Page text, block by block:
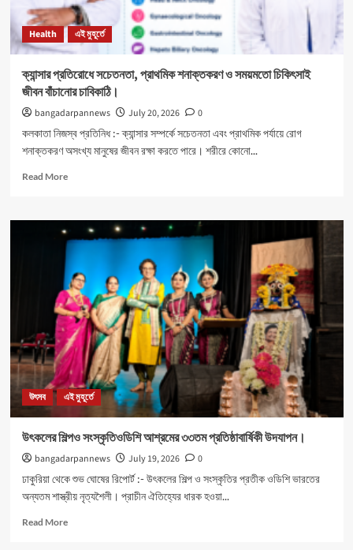
আয়োজিত।
Health এই মুহূর্তে
ক্যান্সার প্রতিরোধে সচেতনতা, প্রাথমিক শনাক্তকরণ ও সময়মতো চিকিৎসাই
জীবন বাঁচানোর চাবিকাঠি।
bangadarpannews July 20, 2026
0
কলকাতা নিজস্ব প্রতিনিধ :- ক্যান্সার সম্পর্কে সচেতনতা এবং প্রাথমিক পর্যায়ে রোগ
শনাক্তকরণ অসংখ্য মানুষের জীবন রক্ষা করতে পারে। শরীরে কোনো...
Read MoreRead
ক্যান্সার
প্রতিরোধে
সচেতনতা,
শনাক্তকরণ
ও
সময়মতো
চিকিৎসাই
জীবন
বাঁচানোর
চাবিকাঠি।
উৎসব এই মুহূর্তে
উৎকলের শিল্পও সংস্কৃতিওডিশি আশ্রমের ৩৩তম প্রতিষ্ঠাবার্ষিকী উদযাপন।
bangadarpannews July 19, 2026
0
ঢাকুরিয়া থেকে শুভ ঘোষের রিপোর্ট :- উৎকলের শিল্প ও সংস্কৃতির প্রতীক ওডিশি ভারতের
অন্যতম শাস্ত্রীয় নৃত্যশৈলী। প্রাচীন ঐতিহ্যের ধারক হওয়া...
Read MoreRead